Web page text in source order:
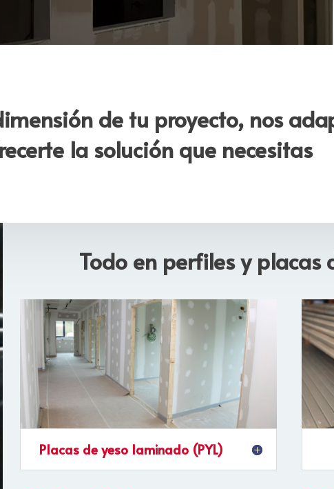
de tu proyecto, nos
la solución que necesitas
Todo en perfiles y placas
Placas de yeso laminado (PYL)